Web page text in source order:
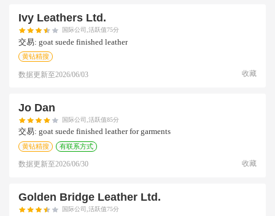
Ivy Leathers Ltd.
国际公司,活跃值75分
交易: goat suede finished leather
黄钻精搜
数据更新至2026/06/03 收藏
Jo Dan
国际公司,活跃值85分
交易: goat suede finished leather for garments
黄钻精搜 有联系方式
数据更新至2026/06/30 收藏
Golden Bridge Leather Ltd.
国际公司,活跃值75分